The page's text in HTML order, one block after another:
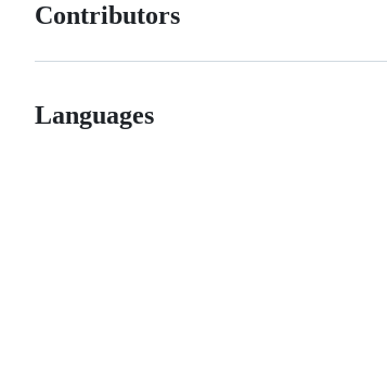
Contributors
Languages